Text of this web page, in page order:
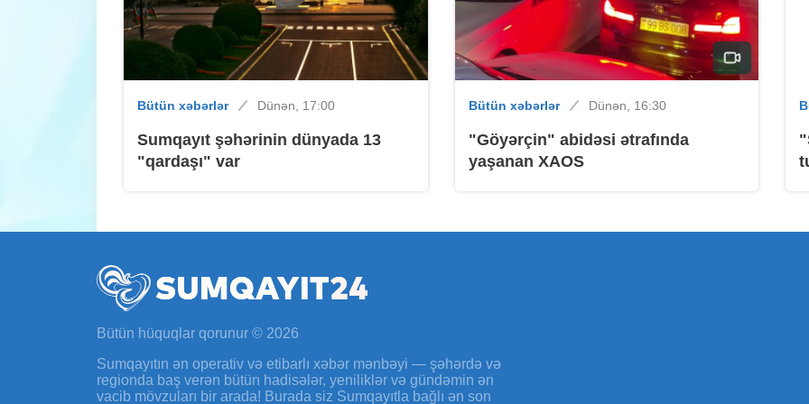
Bütün xəbərlər Dünən, 17:00
Sumqayıt şəhərinin dünyada 13
"qardaşı" var
Bütün xəbərlər Dünən, 16:30
"Göyərçin" abidəsi ətrafında
yaşanan XAOS
Bütün hüquqlar qorunur © 2026
Sumqayıtın ən operativ və etibarlı xəbər mənbəyi — şəhərdə və
regionda baş verən bütün hadisələr, yeniliklər və gündəmin ən
vacib mövzuları bir arada! Burada siz Sumqayıtla bağlı ən son